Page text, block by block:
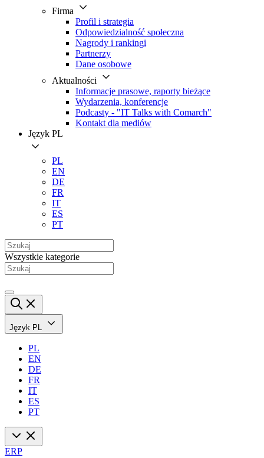
Firma
Profil i strategia
Odpowiedzialność społeczna
Nagrody i rankingi
Partnerzy
Dane osobowe
Aktualności
Informacje prasowe, raporty bieżące
Wydarzenia, konferencje
Podcasty - "IT Talks with Comarch"
Kontakt dla mediów
Język PL
PL
EN
DE
FR
IT
ES
PT
Wszystkie kategorie
Język PL
PL
EN
DE
FR
IT
ES
PT
ERP